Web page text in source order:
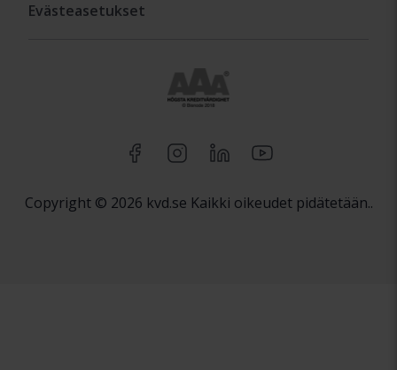
Evästeasetukset
Copyright © 2026 kvd.se Kaikki oikeudet pidätetään..